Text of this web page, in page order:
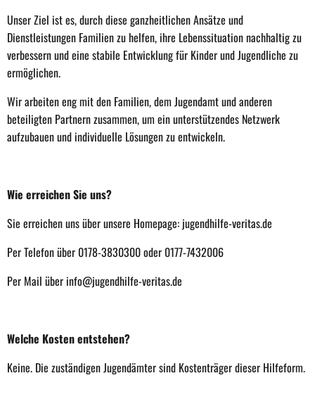
Unser Ziel ist es, durch diese ganzheitlichen Ansätze und
Dienstleistungen Familien zu helfen, ihre Lebenssituation nachhaltig zu
verbessern und eine stabile Entwicklung für Kinder und Jugendliche zu
ermöglichen.
Wir arbeiten eng mit den Familien, dem Jugendamt und anderen
beteiligten Partnern zusammen, um ein unterstützendes Netzwerk
aufzubauen und individuelle Lösungen zu entwickeln.
Wie erreichen Sie uns?
Sie erreichen uns über unsere Homepage: jugendhilfe-veritas.de
Per Telefon über 0178-3830300 oder 0177-7432006
Per Mail über info@jugendhilfe-veritas.de
Welche Kosten entstehen?
Keine. Die zuständigen Jugendämter sind Kostenträger dieser Hilfeform.